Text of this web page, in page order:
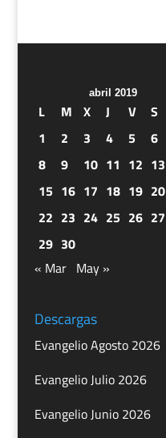
abril 2019
L M X J V S
1
2 3 4 5 6
8
9 10 11 12 13
15 16 17 18 19 20
22 23 24 25 26 27
29 30
« Mar May »
Descargas
Evangelio Agosto 2026
Evangelio Julio 2026
Evangelio Junio 2026